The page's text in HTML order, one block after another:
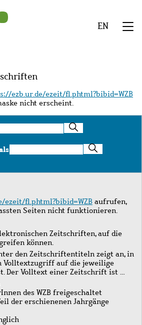
EN
ezb.ur.de/ezeit/fl.phtml?bibid=WZB
nicht erscheint.
Suche
nach
Journals
ezeit/fl.phtml?bibid=WZB aufrufen,
Seiten nicht funktionieren.
Zeitschriften, auf die
können.
den Zeitschriftentiteln zeigt an, in
Volltextzugriff auf die jeweilige
Der Volltext einer Zeitschrift ist …
des WZB freigeschaltet
der erschienenen Jahrgänge